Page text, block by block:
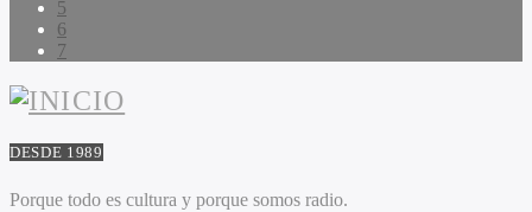
5
6
7
DESDE 1989
Porque todo es cultura y porque somos radio.